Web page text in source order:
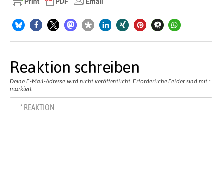
Reaktion schreiben
Deine E-Mail-Adresse wird nicht veröffentlicht. Erforderliche Felder sind mit *
markiert